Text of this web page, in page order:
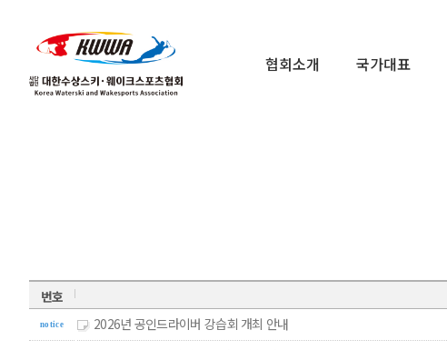
협회소개 국가대표
번호
notice 2026년 공인드라이버 강습회 개최 안내